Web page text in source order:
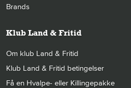
Brands
Klub Land & Fritid
Om klub Land & Fritid
Klub Land & Fritid betingelser
Få en Hvalpe- eller Killingepakke